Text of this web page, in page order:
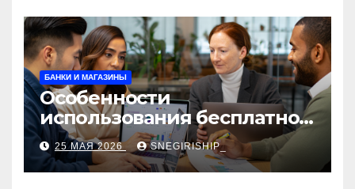
БАНКИ И МАГАЗИНЫ
Особенности
использования бесплатной
версии программ для
автоматизации и
управления предприятием
25 МАЯ 2026 SNEGIRISHIP_